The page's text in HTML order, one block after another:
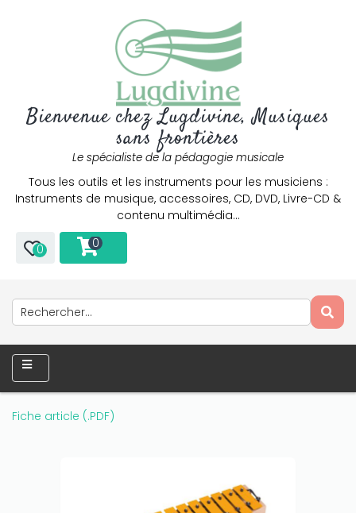
Bienvenue chez Lugdivine, Musiques
sans frontières
Le spécialiste de la pédagogie musicale
Tous les outils et les instruments pour les musiciens :
Instruments de musique, accessoires, CD, DVD, Livre-CD &
contenu multimédia…
0 0
Fiche article (.PDF)